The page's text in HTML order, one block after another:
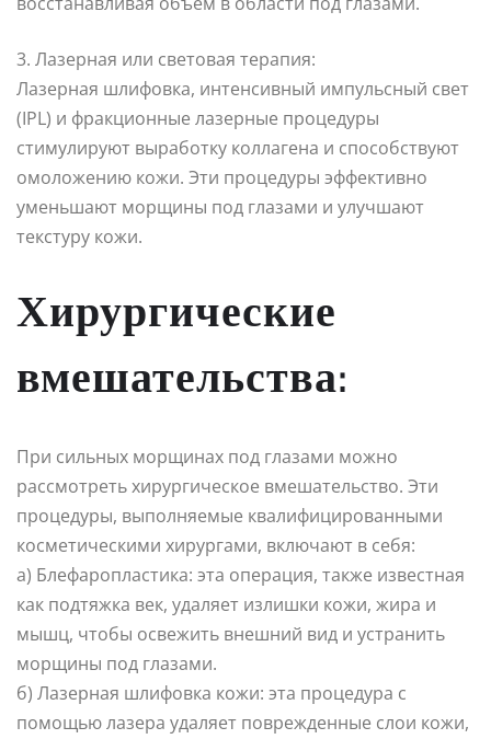
3. Лазерная или световая терапия:
Лазерная шлифовка, интенсивный импульсный свет
(IPL) и фракционные лазерные процедуры
стимулируют выработку коллагена и способствуют
омоложению кожи. Эти процедуры эффективно
уменьшают морщины под глазами и улучшают
текстуру кожи.
Хирургические
вмешательства:
При сильных морщинах под глазами можно
рассмотреть хирургическое вмешательство. Эти
процедуры, выполняемые квалифицированными
косметическими хирургами, включают в себя:
а) Блефаропластика: эта операция, также известная
как подтяжка век, удаляет излишки кожи, жира и
мышц, чтобы освежить внешний вид и устранить
морщины под глазами.
б) Лазерная шлифовка кожи: эта процедура с
помощью лазера удаляет поврежденные слои кожи,